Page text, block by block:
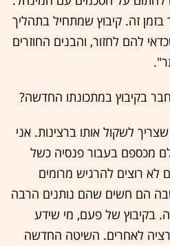
זה. קיבוץ שמתחיל בתהליך
להם לחזור, והבנים החוזרים
בקיבוץ במתכונתו החדשה?
לשקול אותו ברצינות. אני
מכספם בעבור פנסיה כשל
לא רוצים להרגיש מרומים
הם חשים שהם נותנים הרבה
בקיבוץ של פעם, מי שידע
לאחרים. השיטה החדשה